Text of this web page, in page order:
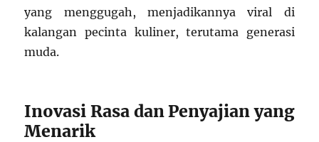
yang menggugah, menjadikannya viral di
kalangan pecinta kuliner, terutama generasi
muda.
Inovasi Rasa dan Penyajian yang
Menarik